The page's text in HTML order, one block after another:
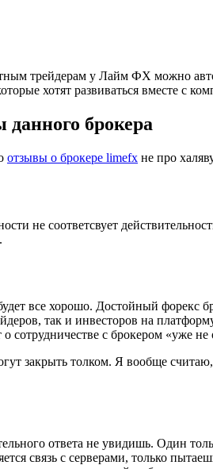
трейдерам у Лайм ФХ можно
хотят развиваться вместе с
брокера
отзывы о брокере limefx не про
не соответсвует
все хорошо. Достойный форекс
так и инвесторов на
сотрудничестве с брокером «уже не
закрыть толком. Я вообще
ответа не увидишь. Один
связь с серверами, только